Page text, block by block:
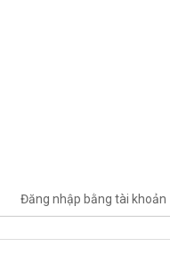
Đăng nhập bằng tài khoản